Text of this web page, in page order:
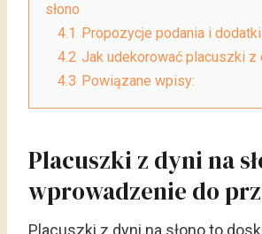
słono
4.1
Propozycje podania i dodatki
4.2 Jak udekorować placuszki z
4.3 Powiązane wpisy:
Placuszki z dyni na
wprowadzenie do
Placuszki z dyni na słono to